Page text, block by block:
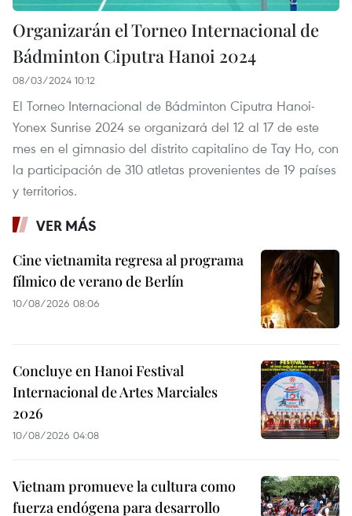
Organizarán el Torneo Internacional de
Bádminton Ciputra Hanoi 2024
08/03/2024 10:12
El Torneo Internacional de Bádminton Ciputra Hanoi-
Yonex Sunrise 2024 se organizará del 12 al 17 de este
mes en el gimnasio del distrito capitalino de Tay Ho, con
la participación de 310 atletas provenientes de 19 países
y territorios.
VER MÁS
Cine vietnamita regresa al programa
fílmico de verano de Berlín
10/08/2026 08:06
Concluye en Hanoi Festival
Internacional de Artes Marciales
2026
10/08/2026 04:08
Vietnam promueve la cultura como
fuerza endógena para desarrollo